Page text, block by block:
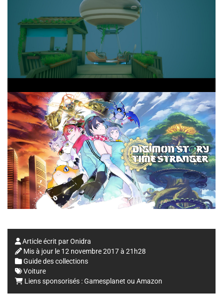
Article écrit parOnidra
Mis à jour le 12 novembre 2017 à 21h28
Guide des collections
Voiture
Liens sponsorisés :Gamesplanet ou Amazon